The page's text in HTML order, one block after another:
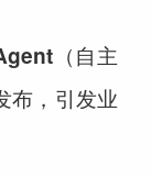
（自主
，引发业